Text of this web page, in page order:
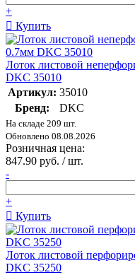
+
Купить
Лоток листовой
DKC 35010
Артикул: 35010
Бренд:
DKC
На складе 209 шт.
Обновлено 08.08.2026
Розничная цена:
847.90 руб. / шт.
-
+
Купить
Лоток листовой
DKC 35250